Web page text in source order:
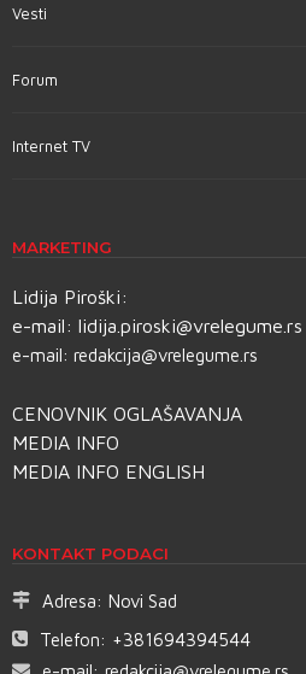
Vesti
Forum
Internet TV
MARKETING
Lidija Piroški:
e-mail: lidija.piroski@vrelegume.rs
e-mail: redakcija@vrelegume.rs
CENOVNIK OGLAŠAVANJA
MEDIA INFO
MEDIA INFO ENGLISH
KONTAKT PODACI
Adresa: Novi Sad
Telefon: +381694394544